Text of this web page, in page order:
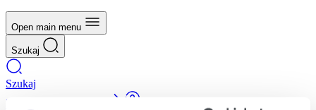
Open main menu
Szukaj
Szukaj
Zaloguj się do eBOK